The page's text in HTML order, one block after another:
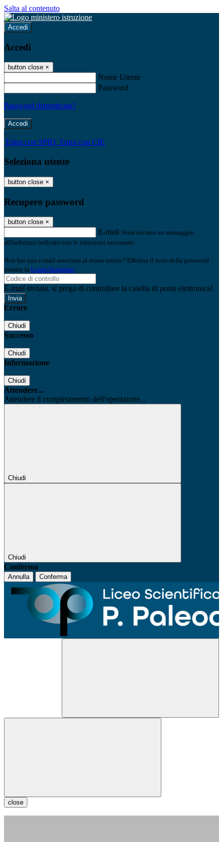
Salta al contenuto
Accedi
Accedi
button close ×
Nome Utente
Password
Password dimenticata?
-
Entra con SPID Entra con CIE
Seleziona utente
button close ×
Recupero password
button close ×
E-mail Verrà inviato un messaggio
all'indirizzo indicato con le istruzioni necessarie.
Non hai una e-mail associata al nome utente? Effettua il reset della password
tramite la Login Spaggiari
E-mail inviata, si prega di controllare la casella di posta elettronica!
Errore
Chiudi
Successo
Chiudi
Informazione
Chiudi
Attendere...
Attendere il completamento dell'operazione...
Chiudi
Chiudi
Conferma
Annulla Conferma
close